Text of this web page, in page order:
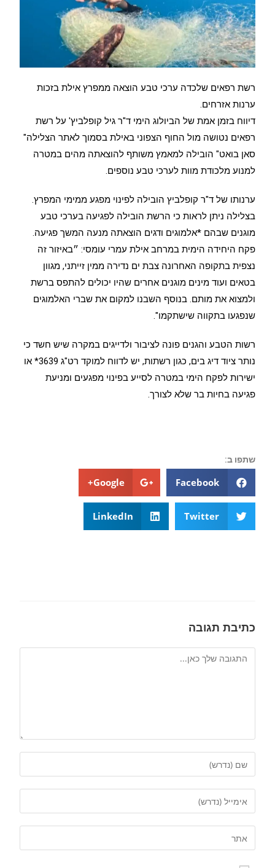
רשת רפאים שלכדה ערכי טבע הוצאה ממפרץ אילת בזכות
ערנות אזרחים.
דיווח בזמן אמת של הביולוג הימי ד"ר גיל קופלביץ' על רשת
רפאים נטושה מול החוף הצפוני באילת בסמוך לאתר הצלילה"
סאן בואט" הובילה למאמץ משותף להוצאתה מהים במטרה
למנוע מלכודת מוות לערכי טבע נוספים.
ערנותו של ד"ר קופלביץ הובילה לפינוי מפגע ממימי המפרץ.
בצלילה ניתן לראות כי הרשת הובילה לפגיעה בערכי טבע
מוגנים שבהם *אלמוגים ודגים הוצאתה מנעה המשך פגיעה.
פקח היחידה הימית במרחב אילת עמרי עומסי: ״באיזור זה
נצפית בתקופה האחרונה צבת ים נדירה ממין זייתני, מגוון
בטאים ועוד מינים מוגנים אחרים שהיו יכולים להתפס ברשת
ולמצוא את מותם. בנוסף השבנו למקום את שברי האלמוגים
שנפגעו בתקווה שישתקמו".
רשות הטבע והגנים פונה לציבור ולדייגים במקרה שיש חשד כי
נותר ציוד דיג בים, כגון רשתות, יש לדווח למוקד רט"ג 3639* או
ישירות לפקח הימי במטרה לסייע בפינוי מפגעים ומניעת
פגיעה בחיות בר שלא לצורך.
שתפו ב:
Facebook
Google+
Twitter
LinkedIn
כתיבת תגובה